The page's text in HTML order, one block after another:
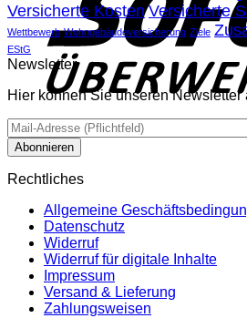
Versicherte Kosten Versicherte
Wettbewerb Wohngebäudeversicherung Ziele
EStG
Newsletter
Hier können Sie unseren Newsletter
Rechtliches
Allgemeine
Datenschutz
Widerruf
Widerruf für digitale Inhalte
Impressum
Versand & Lieferung
Zahlungsweisen